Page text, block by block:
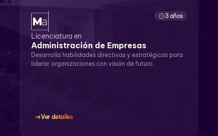
3 años
Licenciatura en
Administración de Empresas
Desarrolla habilidades directivas y estratégicas para
liderar organizaciones con visión de futuro.
Ver detalles